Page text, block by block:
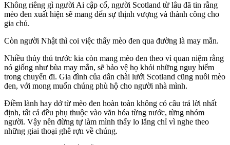
Không riêng gì người Ai cập cổ, người Scotland từ lâu đã tin rằng
mèo đen xuất hiện sẽ mang đến sự thịnh vượng và thành công cho
gia chủ.
Còn người Nhật thì coi việc thấy mèo đen qua đường là may mắn.
Nhiều thủy thủ trước kia còn mang mèo đen theo vì quan niệm rằng
nó giống như bùa may mắn, sẽ bảo vệ họ khỏi những nguy hiểm
trong chuyến đi. Gia đình của dân chài lưới Scotland cũng nuôi mèo
đen, với mong muốn chúng phù hộ cho người nhà mình.
Điềm lành hay dở từ mèo đen hoàn toàn không có câu trả lời nhất
định, tất cả đều phụ thuộc vào văn hóa từng nước, từng nhóm
người. Vậy nên đừng tự làm mình thấy lo lắng chỉ vì nghe theo
những giai thoại ghê rợn về chúng.